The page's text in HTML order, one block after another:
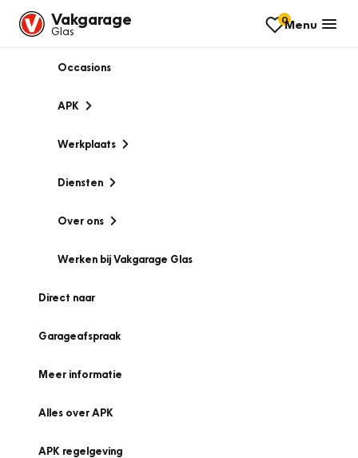
Vakgarage
Glas
0Menu
Occasions
APK
Werkplaats
Diensten
Over ons
Werken bij Vakgarage Glas
Direct naar
Garageafspraak
Meer informatie
Alles over APK
APK regelgeving